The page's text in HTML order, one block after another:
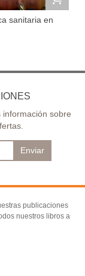
sanitaria en
sobre
Enviar
publicaciones
nuestros libros a